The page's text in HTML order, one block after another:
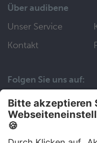
Über audibene
Unser Service
Kontakt
Folgen Sie uns auf:
Wir helfen Ihnen